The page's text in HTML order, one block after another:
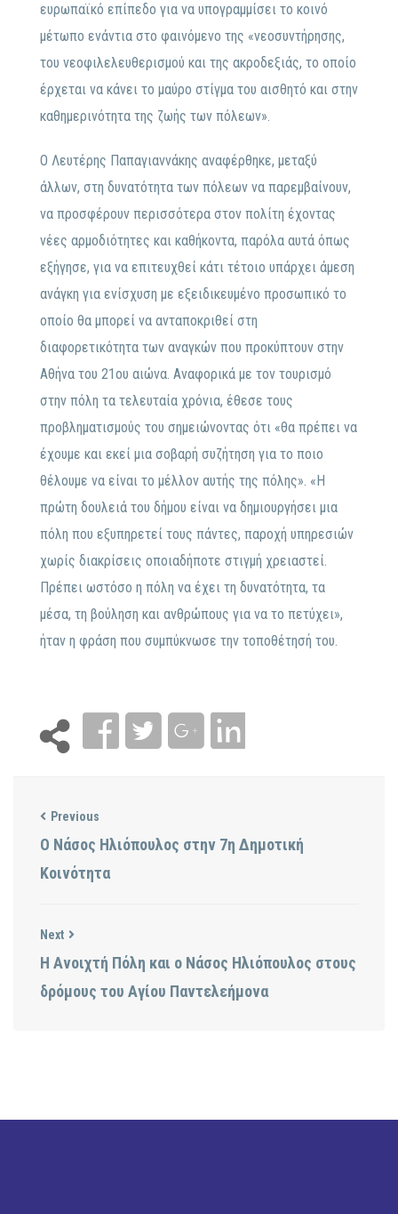
ευρωπαϊκό επίπεδο για να υπογραμμίσει το κοινό
μέτωπο ενάντια στο φαινόμενο της «νεοσυντήρησης,
του νεοφιλελευθερισμού και της ακροδεξιάς, το οποίο
έρχεται να κάνει το μαύρο στίγμα του αισθητό και στην
καθημερινότητα της ζωής των πόλεων».
Ο Λευτέρης Παπαγιαννάκης αναφέρθηκε, μεταξύ
άλλων, στη δυνατότητα των πόλεων να παρεμβαίνουν,
να προσφέρουν περισσότερα στον πολίτη έχοντας
νέες αρμοδιότητες και καθήκοντα, παρόλα αυτά όπως
εξήγησε, για να επιτευχθεί κάτι τέτοιο υπάρχει άμεση
ανάγκη για ενίσχυση με εξειδικευμένο προσωπικό το
οποίο θα μπορεί να ανταποκριθεί στη
διαφορετικότητα των αναγκών που προκύπτουν στην
Αθήνα του 21ου αιώνα. Αναφορικά με τον τουρισμό
στην πόλη τα τελευταία χρόνια, έθεσε τους
προβληματισμούς του σημειώνοντας ότι «θα πρέπει να
έχουμε και εκεί μια σοβαρή συζήτηση για το ποιο
θέλουμε να είναι το μέλλον αυτής της πόλης». «Η
πρώτη δουλειά του δήμου είναι να δημιουργήσει μια
πόλη που εξυπηρετεί τους πάντες, παροχή υπηρεσιών
χωρίς διακρίσεις οποιαδήποτε στιγμή χρειαστεί.
Πρέπει ωστόσο η πόλη να έχει τη δυνατότητα, τα
μέσα, τη βούληση και ανθρώπους για να το πετύχει»,
ήταν η φράση που συμπύκνωσε την τοποθέτησή του.
Previous
Ο Νάσος Ηλιόπουλος στην 7η Δημοτική
Κοινότητα
Next
Η Ανοιχτή Πόλη και ο Νάσος Ηλιόπουλος στους
δρόμους του Αγίου Παντελεήμονα